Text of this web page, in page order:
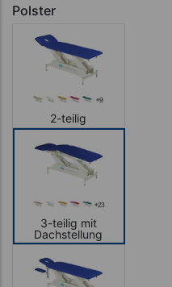
Polster
2-teilig
3-teilig mit
Dachstellung